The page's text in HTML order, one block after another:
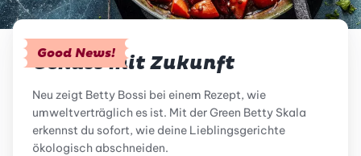
Good News!
Genuss mit Zukunft
Neu zeigt Betty Bossi bei einem Rezept, wie
umweltverträglich es ist. Mit der Green Betty Skala
erkennst du sofort, wie deine Lieblingsgerichte
ökologisch abschneiden.